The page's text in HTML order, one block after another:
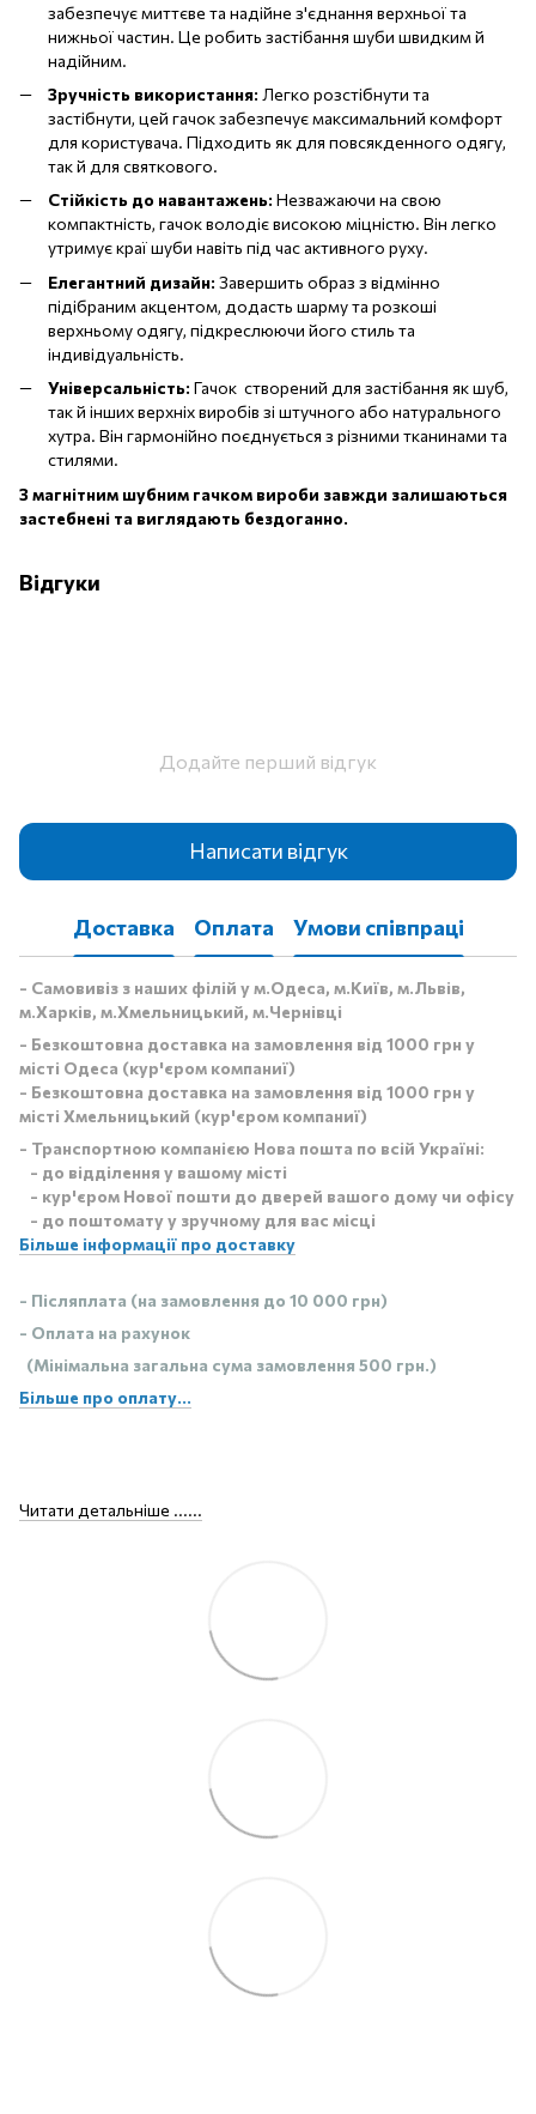
забезпечує миттєве та надійне з'єднання верхньої та
нижньої частин. Це робить застібання шуби швидким й
надійним.
Зручність використання: Легко розстібнути та
застібнути, цей гачок забезпечує максимальний комфорт
для користувача. Підходить як для повсякденного одягу,
так й для святкового.
Стійкість до навантажень: Незважаючи на свою
компактність, гачок володіє високою міцністю. Він легко
утримує краї шуби навіть під час активного руху.
Елегантний дизайн: Завершить образ з відмінно
підібраним акцентом, додасть шарму та розкоші
верхньому одягу, підкреслюючи його стиль та
індивідуальність.
Універсальність: Гачок створений для застібання як шуб,
так й інших верхніх виробів зі штучного або натурального
хутра. Він гармонійно поєднується з різними тканинами та
стилями.
З магнітним шубним гачком вироби завжди залишаються
застебнені та виглядають бездоганно.
Відгуки
Додайте перший відгук
Написати відгук
Доставка Оплата Умови співпраці
- Самовивіз з наших філій у м.Одеса, м.Київ, м.Львів,
м.Харків, м.Хмельницький, м.Чернівці
- Безкоштовна доставка на замовлення від 1000 грн у
місті Одеса (кур'єром компаниї)
- Безкоштовна доставка на замовлення від 1000 грн у
місті Хмельницький (кур'єром компаниї)
- Транспортною компанією Нова пошта по всій Україні:
- до відділення у вашому місті
- кур'єром Нової пошти до дверей вашого дому чи офісу
- до поштомату у зручному для вас місці
Більше інформації про доставку
- Післяплата (на замовлення до 10 000 грн)
- Оплата на рахунок
(Мінімальна загальна сума замовлення 500 грн.)
Більше про оплату...
Читати детальніше ......